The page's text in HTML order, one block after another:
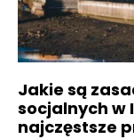
Jakie są
socjalnych w
najczęstsze